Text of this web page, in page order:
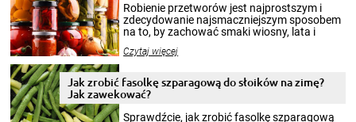
Robienie przetworów jest najprostszym i
zdecydowanie najsmaczniejszym sposobem
na to, by zachować smaki wiosny, lata i
krajobrazów, by cieszyć nimi oko w sezonie
pełni poczuć atmosferę cieplejszych
miesięcy. Przygotowanie słoików ze
smakowitą zawartością musi obejmować
patenty, które pozwolą zachować świeżość
Czytaj więcej
Jak zrobić fasolkę szparagową do słoików na zimę?
Jak zawekować?
Sprawdźcie, jak zrobić fasolkę szparagową